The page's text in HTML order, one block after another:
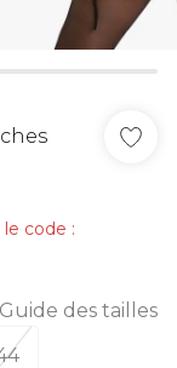
code :
Guide des tailles